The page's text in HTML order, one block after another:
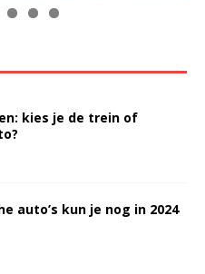
kies je de trein of
auto’s kun je nog in 2024